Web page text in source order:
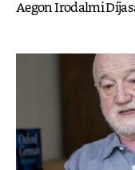
Aegon Irodalmi